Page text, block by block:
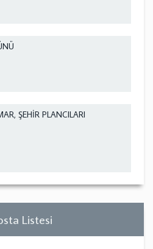
ŞEHİR PLANCILARI
Listesi